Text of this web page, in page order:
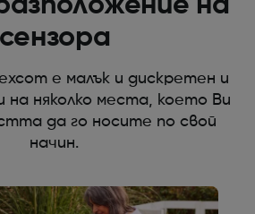
сензора
е малък и дискретен и
на няколко места, което Ви
да го носите по свой
начин.